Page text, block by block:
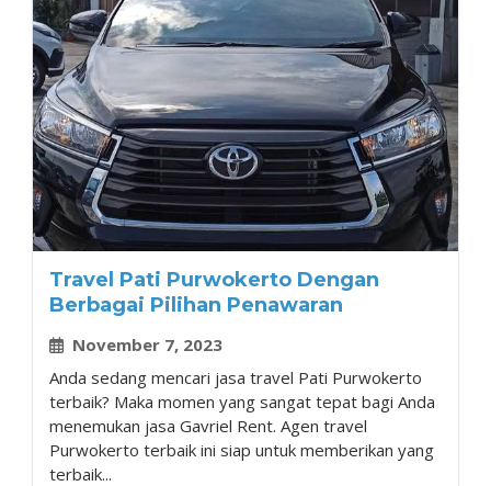
Travel Pati Purwokerto Dengan
Berbagai Pilihan Penawaran
November 7, 2023
Anda sedang mencari jasa travel Pati Purwokerto
terbaik? Maka momen yang sangat tepat bagi Anda
menemukan jasa Gavriel Rent. Agen travel
Purwokerto terbaik ini siap untuk memberikan yang
terbaik...